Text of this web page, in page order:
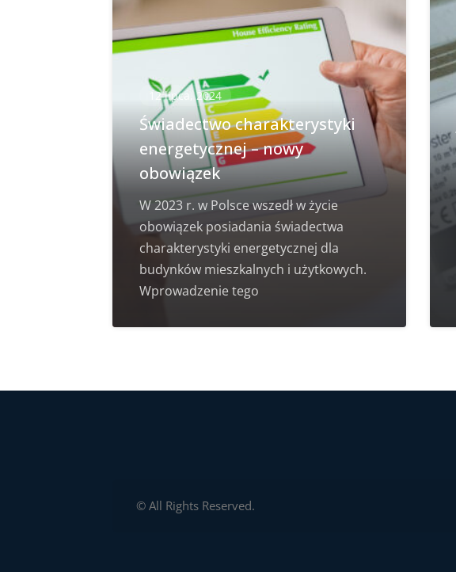
12 lipca, 2024
Świadectwo charakterystyki
energetycznej – nowy
obowiązek
W 2023 r. w Polsce wszedł w życie
obowiązek posiadania świadectwa
charakterystyki energetycznej dla
budynków mieszkalnych i użytkowych.
Wprowadzenie tego
© All Rights Reserved.